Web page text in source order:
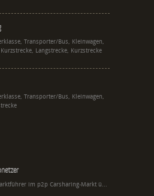
Transporter/Bus, Kleinwagen,
Langstrecke, Kurzstrecke
Transporter/Bus, Kleinwagen,
im p2p Carsharing-Markt ü...